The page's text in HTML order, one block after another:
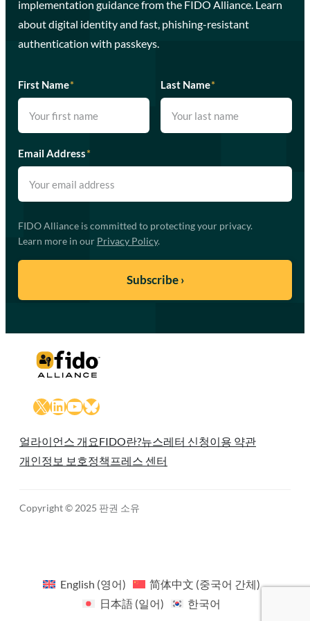
implementation guidance from the FIDO Alliance. Learn
about digital identity and fast, phishing-resistant
authentication with passkeys.
First Name* Last Name*
Email Address*
FIDO Alliance is committed to protecting your privacy.
Learn more in our Privacy Policy.
X LinkedIn
YouTube
Bluesky
얼라이언스 개요FIDO란?뉴스레터 신청이용 약관
개인정보 보호정책 프레스 센터
Copyright © 2025 판권 소유
English (영어) 简体中文 (중국어 간체)
日本語(일어) 한국어